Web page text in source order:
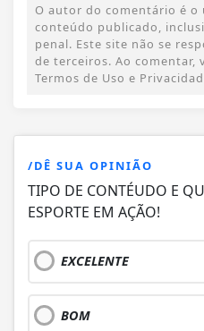
O autor do comentário é o
conteúdo publicado,
penal. Este site não se
de terceiros. Ao comentar,
Termos de Uso e
/DÊ SUA OPINIÃO
TIPO DE CONTÉUDO E
ESPORTE EM AÇÃO!
EXCELENTE
BOM